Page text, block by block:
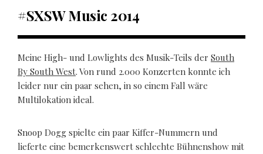
#SXSW Music 2014
Meine High- und Lowlights des Musik-Teils der South
By South West. Von rund 2.000 Konzerten konnte ich
leider nur ein paar sehen, in so einem Fall wäre
Multilokation ideal.
Snoop Dogg spielte ein paar Kiffer-Nummern und
lieferte eine bemerkenswert schlechte Bühnenshow mit